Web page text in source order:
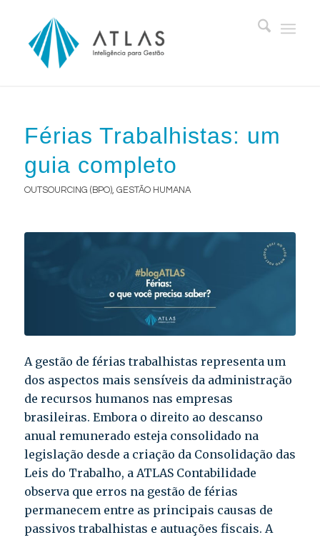
Férias Trabalhistas: um
guia completo
OUTSOURCING (BPO), GESTÃO HUMANA
A gestão de férias trabalhistas representa um
dos aspectos mais sensíveis da administração
de recursos humanos nas empresas
brasileiras. Embora o direito ao descanso
anual remunerado esteja consolidado na
legislação desde a criação da Consolidação das
Leis do Trabalho, a ATLAS Contabilidade
observa que erros na gestão de férias
permanecem entre as principais causas de
passivos trabalhistas e autuações fiscais. A